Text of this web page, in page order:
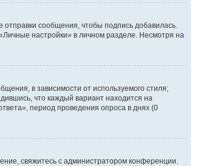
отправки сообщения, чтобы подпись добавилась.
настройки» в личном разделе. Несмотря на
в зависимости от используемого стиля;
что каждый вариант находится на
период проведения опроса в днях (0
свяжитесь с администратором конференции.